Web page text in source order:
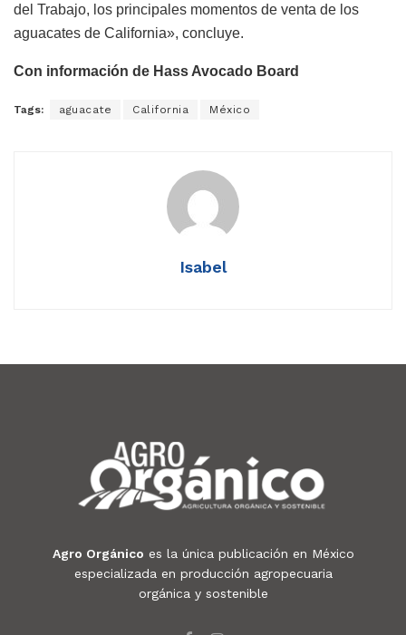
del Trabajo, los principales momentos de venta de los
aguacates de California», concluye.
Con información de Hass Avocado Board
Tags: aguacate California México
Isabel
Agro Orgánico es la única publicación en México
especializada en producción agropecuaria
orgánica y sostenible